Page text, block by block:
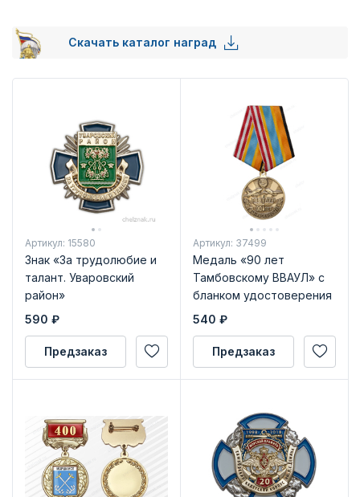
Скачать каталог наград
Артикул: 15580
Знак «За трудолюбие и
талант. Уваровский
район»
590 ₽
Предзаказ
Артикул: 37499
Медаль «90 лет
Тамбовскому ВВАУЛ» с
бланком удостоверения
540 ₽
Предзаказ